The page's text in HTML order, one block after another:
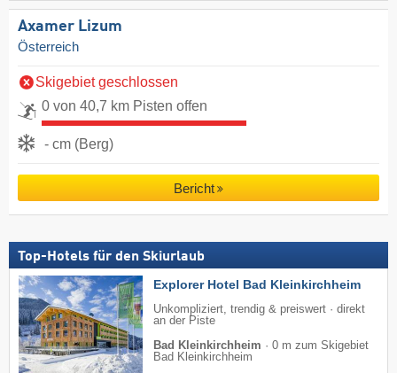
Axamer Lizum
Österreich
Skigebiet geschlossen
0 von 40,7 km Pisten offen
- cm (Berg)
Bericht
Top-Hotels für den Skiurlaub
Explorer Hotel Bad Kleinkirchheim
Unkompliziert, trendig & preiswert · direkt
an der Piste
Bad Kleinkirchheim · 0 m zum Skigebiet
Bad Kleinkirchheim